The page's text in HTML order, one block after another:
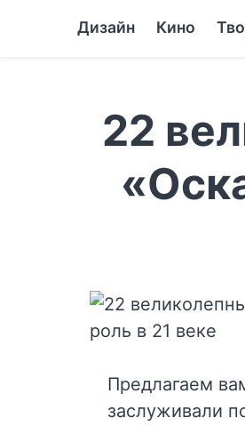
Дизайн Кино
22
Предлагаем
заслуживали